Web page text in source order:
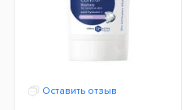
Оставить отзыв